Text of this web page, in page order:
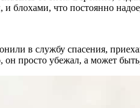
блохами, что постоянно
в службу спасения,
просто убежал, а может